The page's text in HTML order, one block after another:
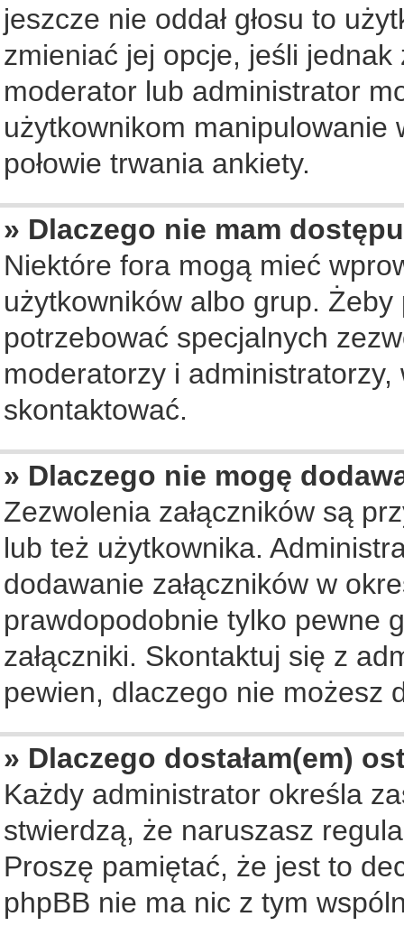
jeszcze nie oddał głosu to
zmieniać jej opcje, jeśli jednak
moderator lub administrator
użytkownikom
połowie trwania ankiety.
» Dlaczego nie mam
Niektóre fora mogą mieć
użytkowników albo grup.
potrzebować specjalnych
moderatorzy i
skontaktować.
» Dlaczego nie mogę
Zezwolenia załączników są
lub też użytkownika.
dodawanie załączników w
prawdopodobnie tylko pewne
załączniki. Skontaktuj się z
pewien, dlaczego nie możesz
» Dlaczego dostałam(em)
Każdy administrator określa
stwierdzą, że naruszasz
Proszę pamiętać, że jest to
phpBB nie ma nic z tym